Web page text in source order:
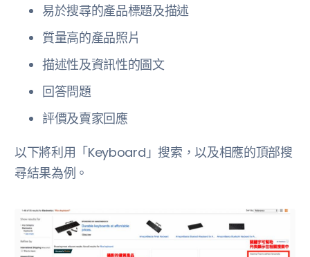
易於搜尋的產品標題及描述
質量高的產品照片
描述性及資訊性的圖文
回答問題
評價及賣家回應
以下將利用「Keyboard」搜索，以及相應的頂部搜
尋結果為例。